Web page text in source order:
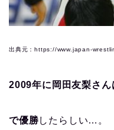
出典元：https://www.japan-
2009年に岡田友梨さん
で優勝したらしい…。